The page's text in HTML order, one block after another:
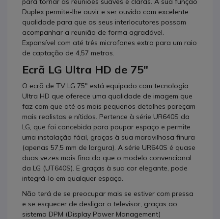
Duplex permite-lhe ouvir e ser ouvido com excelente
qualidade para que os seus interlocutores possam
acompanhar a reunião de forma agradável.
Expansível com até três microfones extra para um raio
de captação de 4,57 metros.
Ecrã LG Ultra HD de 75"
O ecrã de TV LG 75" está equipado com tecnologia
Ultra HD que oferece uma qualidade de imagem que
faz com que até os mais pequenos detalhes pareçam
mais realistas e nítidos. Pertence à série UR640S da
LG, que foi concebida para poupar espaço e permite
uma instalação fácil, graças à sua maravilhosa finura
(apenas 57,5 mm de largura). A série UR640S é quase
duas vezes mais fina do que o modelo convencional
da LG (UT640S). E graças à sua cor elegante, pode
integrá-lo em qualquer espaço.
Não terá de se preocupar mais se estiver com pressa
e se esquecer de desligar o televisor, graças ao
sistema DPM (Display Power Management)